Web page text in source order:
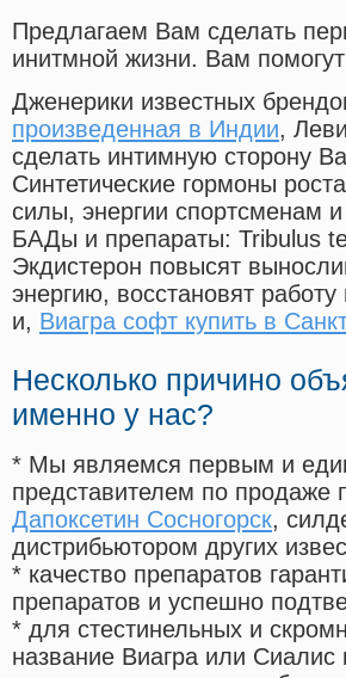
Предлагаем Вам сделать
инитмной жизни. Вам
Дженерики известных
произведенная в Индии,
сделать интимную сторону
Синтетические гормоны роста
силы, энергии спортсменам
БАДы и препараты: Tribulus
Экдистерон повысят
энергию, восстановят
и, Виагра софт купить в
Несколько причино
именно у нас?
* Мы являемся первым и
представителем по продаже
Дапоксетин Сосногорск,
дистрибьютором других
* качество препаратов
препаратов и успешно
* для стестинельных и
название Виагра или Сиалис